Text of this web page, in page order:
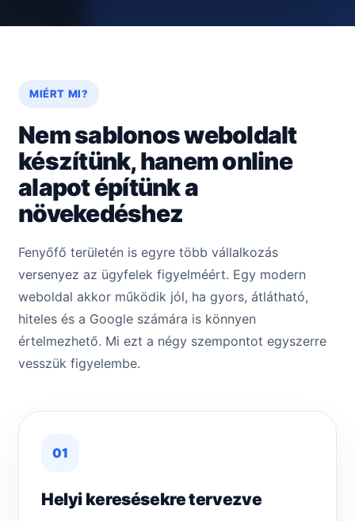
MIÉRT MI?
Nem sablonos weboldalt
készítünk, hanem online
alapot építünk a
növekedéshez
Fenyőfő területén is egyre több vállalkozás
versenyez az ügyfelek figyelméért. Egy modern
weboldal akkor működik jól, ha gyors, átlátható,
hiteles és a Google számára is könnyen
értelmezhető. Mi ezt a négy szempontot egyszerre
vesszük figyelembe.
01
Helyi keresésekre tervezve